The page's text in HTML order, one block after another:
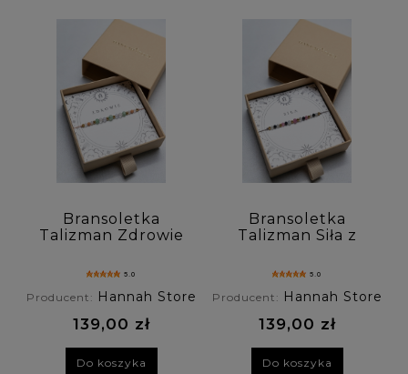
Rodzaj zapięcia: (wybierz)
Personalizacja: (wybierz)
Cena: (wybierz)
Nowość: (wybierz)
Promocja: (wybierz)
Bransoletka
Talizman Zdrowie
górskiego,
awenturynu.
5.0
Producent: Hannah Store
139,00 zł
Do koszyka
Bransoletka
Talizman Siła z
labradorytu.
5.0
Producent: Hannah Store
139,00 zł
Do koszyka